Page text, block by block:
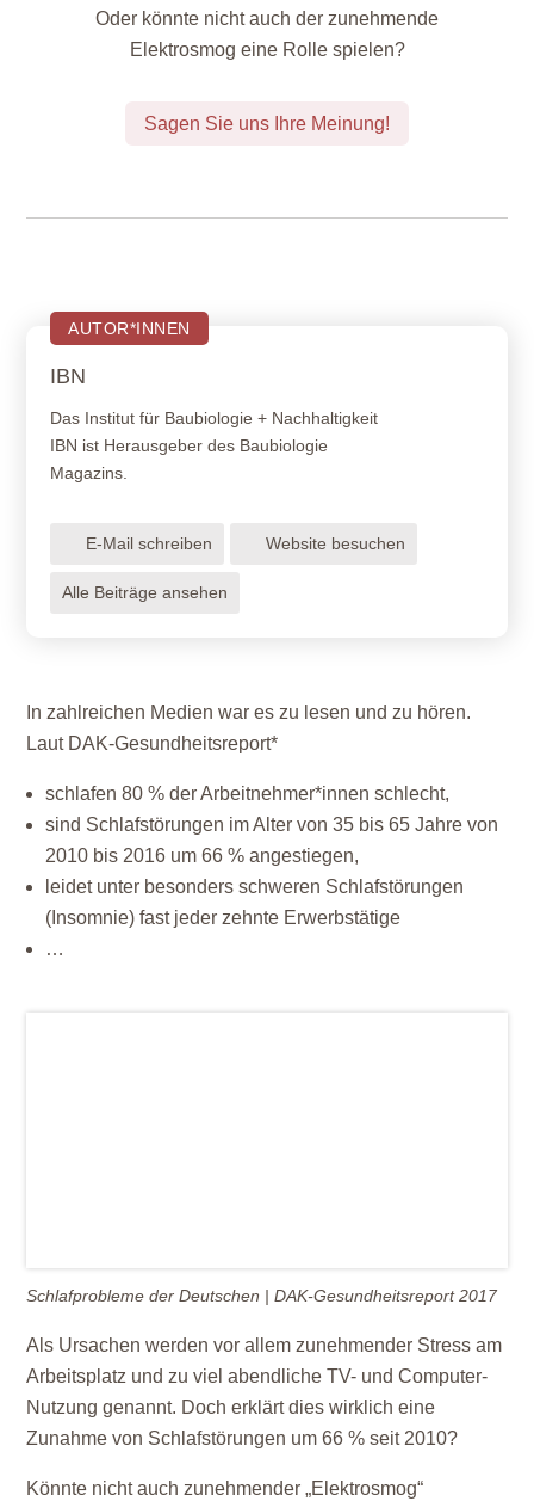
Oder könnte nicht auch der zunehmende
Elektrosmog eine Rolle spielen?
Sagen Sie uns Ihre Meinung!
AUTOR*INNEN
IBN
Das Institut für Baubiologie + Nachhaltigkeit
IBN ist Herausgeber des Baubiologie
Magazins.
E-Mail schreiben Website besuchen
Alle Beiträge ansehen
In zahlreichen Medien war es zu lesen und zu hören.
Laut DAK-Gesundheitsreport*
schlafen 80 % der Arbeitnehmer*innen schlecht,
sind Schlafstörungen im Alter von 35 bis 65 Jahre von
2010 bis 2016 um 66 % angestiegen,
leidet unter besonders schweren Schlafstörungen
(Insomnie) fast jeder zehnte Erwerbstätige
…
Schlafprobleme der Deutschen | DAK-Gesundheitsreport 2017
Als Ursachen werden vor allem zunehmender Stress am
Arbeitsplatz und zu viel abendliche TV- und Computer-
Nutzung genannt. Doch erklärt dies wirklich eine
Zunahme von Schlafstörungen um 66 % seit 2010?
Könnte nicht auch zunehmender „Elektrosmog“